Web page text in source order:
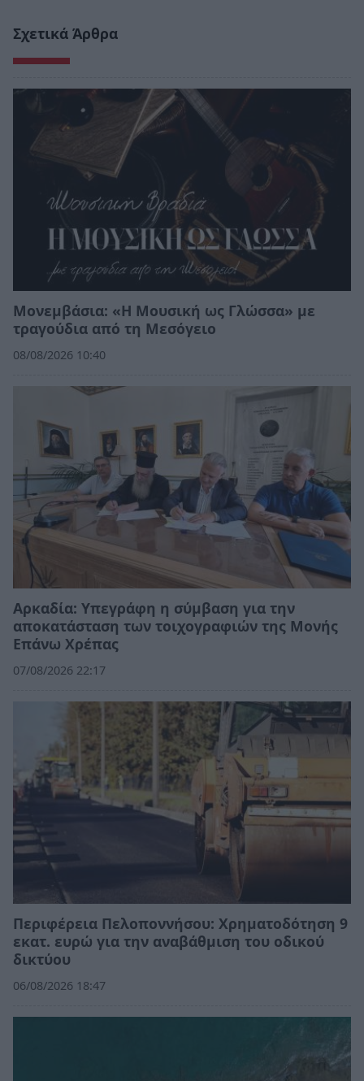
Σχετικά Άρθρα
Μονεμβάσια: «Η Μουσική ως Γλώσσα» με
τραγούδια από τη Μεσόγειο
08/08/2026 10:40
Αρκαδία: Υπεγράφη η σύμβαση για την
αποκατάσταση των τοιχογραφιών της Μονής
Επάνω Χρέπας
07/08/2026 22:17
Περιφέρεια Πελοποννήσου: Χρηματοδότηση 9
εκατ. ευρώ για την αναβάθμιση του οδικού
δικτύου
06/08/2026 18:47